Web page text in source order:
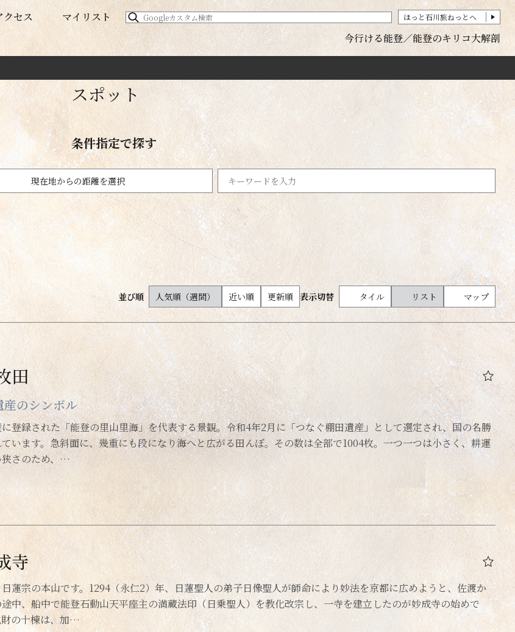
クセス
今行ける能登
能登のキリコ大解剖
ほっと石川旅ねっとへ
マイリスト
スポット
条件指定で探す
現在地からの距離を選択
・海
温泉
日帰り温泉・銭湯
足湯
温泉宿
レジャー
動植物園・水族館
テーマパーク・公園・多目的施設
アウトドア・スポーツ
1km以内 5km以内
100km以内
並び順 人気順（週間） 近い順 更新順 表示切替 タイル リスト マップ
田
のシンボル
登録された「能登の里山里海」を代表する景観。令和4年2月に「つなぐ棚田遺産」として選定され、国の名勝
います。急斜面に、幾重にも段になり海へと広がる田んぼ。その数は全部で1004枚。一つ一つは小さく、耕運
さのため、…
寺
蓮宗の本山です。1294（永仁2）年、日蓮聖人の弟子日像聖人が師命により妙法を京都に広めようと、佐渡か
中、船中で能登石動山天平座主の満蔵法印（日乗聖人）を教化改宗し、一寺を建立したのが妙成寺の始めで
の十棟は、加…